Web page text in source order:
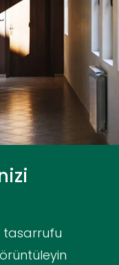
tasarrufu